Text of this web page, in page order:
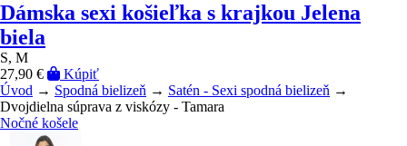
Dámska sexi košieľka s krajkou Jelena
biela
S, M
27,90 €
Kúpiť
Úvod → Spodná bielizeň → Satén - Sexi spodná bielizeň →
Dvojdielna súprava z viskózy - Tamara
Nočné košele